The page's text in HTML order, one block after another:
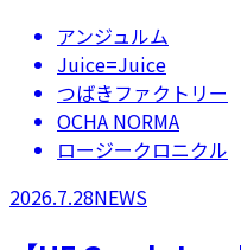
アンジュルム
Juice=Juice
つばきファクトリー
OCHA NORMA
ロージークロニクル
2026.7.28NEWS